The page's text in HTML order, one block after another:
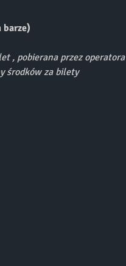
barze)
, pobierana przez operatora
środków za bilety